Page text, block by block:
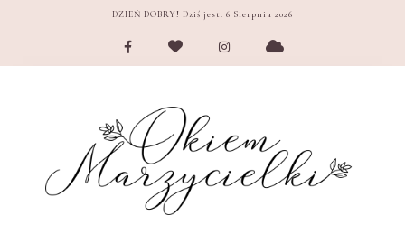
DZIEŃ DOBRY! Dziś jest: 6 Sierpnia 2026